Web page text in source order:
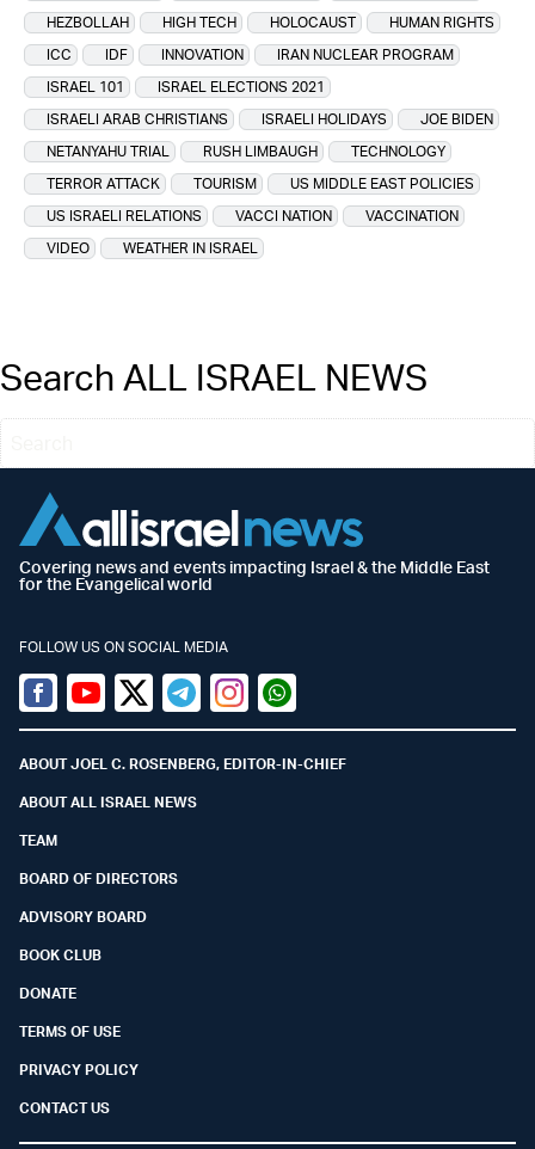
HEZBOLLAH
HIGH TECH HOLOCAUST
HUMAN RIGHTS
ICC
IDF INNOVATION
IRAN NUCLEAR PROGRAM
ISRAEL 101
ISRAEL ELECTIONS 2021
ISRAELI ARAB CHRISTIANS
ISRAELI HOLIDAYS
JOE BIDEN
NETANYAHU TRIAL
RUSH LIMBAUGH
TECHNOLOGY
TERROR ATTACK
TOURISM
US MIDDLE EAST POLICIES
US ISRAELI RELATIONS
VACCI NATION
VACCINATION
VIDEO
WEATHER IN ISRAEL
Search ALL ISRAEL NEWS
Covering news and events impacting Israel & the Middle East
for the Evangelical world
FOLLOW US ON SOCIAL MEDIA
Facebook
YoutubeTwitter (X)
TelegramInstagramWhatsapp
ABOUT JOEL C. ROSENBERG, EDITOR-IN-CHIEF
ABOUT ALL ISRAEL NEWS
TEAM
BOARD OF DIRECTORS
ADVISORY BOARD
BOOK CLUB
DONATE
TERMS OF USE
PRIVACY POLICY
CONTACT US